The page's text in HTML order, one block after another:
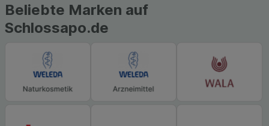
Beliebte Marken auf
Schlossapo.de